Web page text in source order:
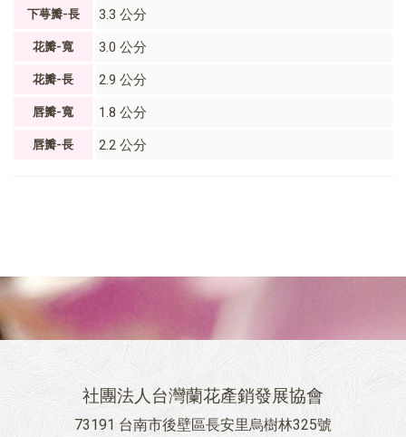
下萼瓣-長 3.3 公分
花瓣-寬 3.0 公分
花瓣-長 2.9 公分
唇瓣-寬 1.8 公分
唇瓣-長 2.2 公分
社團法人台灣蘭花產銷發展協會
73191 台南市後壁區長安里烏樹林325號